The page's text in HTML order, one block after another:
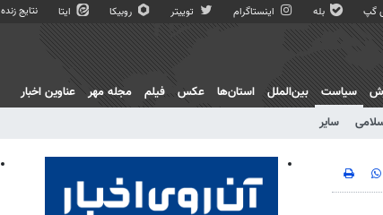
گپ بله اینستاگرام توییتر روبیکا ایتا نتایج زنده
سیاست
سایر
بین‌الملل استان‌ها عکس فیلم مجله مهر عناوین اخبار